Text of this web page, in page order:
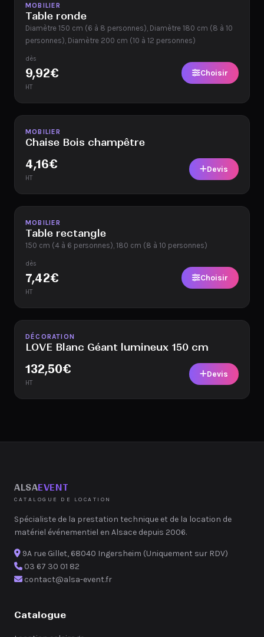
Disponible
MOBILIER
Table ronde
Diamètre 150 cm (6 à 8 personnes), Diamètre 180 cm (8 à 10
personnes), Diamètre 200 cm (10 à 12 personnes)
dès
9,92€
HT
Choisir
Disponible
MOBILIER
Chaise Bois champêtre
4,16€
HT
Devis
Disponible
MOBILIER
Table rectangle
150 cm (4 à 6 personnes), 180 cm (8 à 10 personnes)
dès
7,42€
HT
Choisir
Disponible
DÉCORATION
LOVE Blanc Géant lumineux 150 cm
132,50€
HT
Devis
ALSAEVENT
CATALOGUE DE LOCATION
Spécialiste de la prestation technique et de la location de
matériel événementiel en Alsace depuis 2006.
9A rue Gillet, 68040 Ingersheim (Uniquement sur RDV)
03 67 30 01 82
contact@alsa-event.fr
Catalogue